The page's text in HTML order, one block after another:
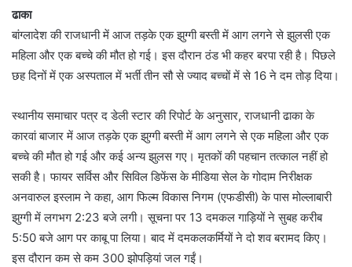
ढाका
बांग्लादेश की राजधानी में आज तड़के एक झुग्गी बस्ती में आग लगने से झुलसी एक
महिला और एक बच्चे की मौत हो गई। इस दौरान ठंड भी कहर बरपा रही है। पिछले
छह दिनों में एक अस्पताल में भर्ती तीन सौ से ज्याद बच्चों में से 16 ने दम तोड़ दिया।
स्थानीय समाचार पत्र द डेली स्टार की रिपोर्ट के अनुसार, राजधानी ढाका के
कारवां बाजार में आज तड़के एक झुग्गी बस्ती में आग लगने से एक महिला और एक
बच्चे की मौत हो गई और कई अन्य झुलस गए। मृतकों की पहचान तत्काल नहीं हो
सकी है। फायर सर्विस और सिविल डिफेंस के मीडिया सेल के गोदाम निरीक्षक
अनवारुल इस्लाम ने कहा, आग फिल्म विकास निगम (एफडीसी) के पास मोल्लाबारी
झुग्गी में लगभग 2:23 बजे लगी। सूचना पर 13 दमकल गाड़ियों ने सुबह करीब
5:50 बजे आग पर काबू पा लिया। बाद में दमकलकर्मियों ने दो शव बरामद किए।
इस दौरान कम से कम 300 झोपड़ियां जल गईं।